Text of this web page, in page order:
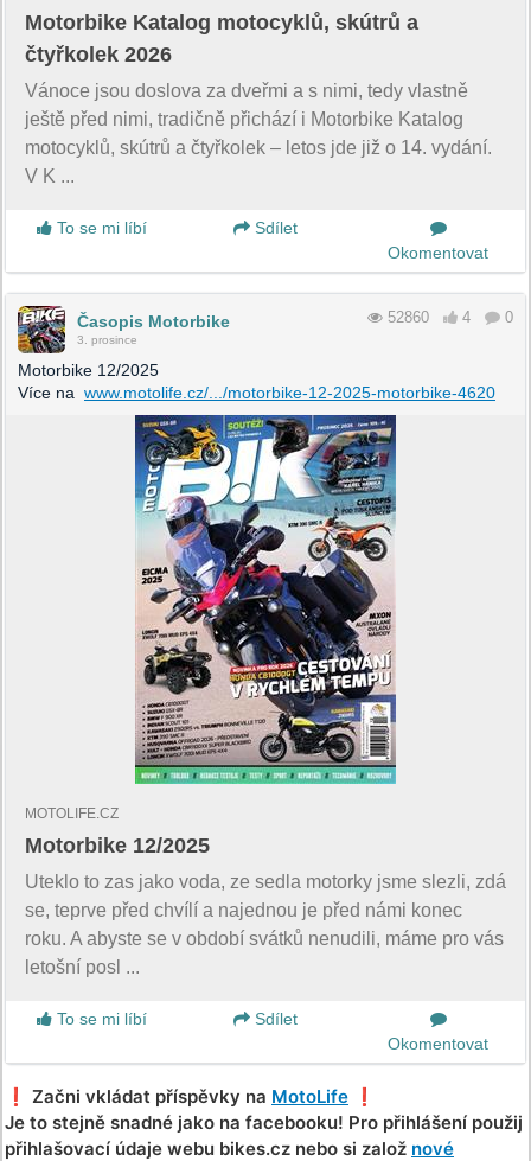
Motorbike Katalog motocyklů, skútrů a
čtyřkolek 2026
Vánoce jsou doslova za dveřmi a s nimi, tedy vlastně
ještě před nimi, tradičně přichází i Motorbike Katalog
motocyklů, skútrů a čtyřkolek – letos jde již o 14. vydání.
V K ...
To se mi líbí
Sdílet
Okomentovat
Časopis Motorbike
3. prosince
52860 4 0
Motorbike 12/2025
Více na www.motolife.cz/.../motorbike-12-2025-motorbike-4620
MOTOLIFE.CZ
Motorbike 12/2025
Uteklo to zas jako voda, ze sedla motorky jsme slezli, zdá
se, teprve před chvílí a najednou je před námi konec
roku. A abyste se v období svátků nenudili, máme pro vás
letošní posl ...
To se mi líbí
Sdílet
Okomentovat
❗️ Začni vkládat příspěvky na MotoLife ❗️
Je to stejně snadné jako na facebooku! Pro přihlášení použij
přihlašovací údaje webu bikes.cz nebo si založ nové